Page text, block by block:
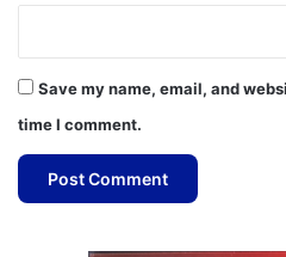
Save my name, email, and
time I comment.